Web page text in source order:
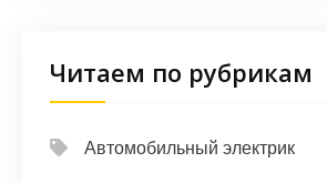
Читаем по рубрикам
Автомобильный электрик